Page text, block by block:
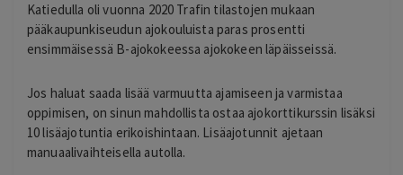
Katiedulla oli vuonna 2020 Trafin tilastojen mukaan
pääkaupunkiseudun ajokouluista paras prosentti
ensimmäisessä B-ajokokeessa ajokokeen läpäisseissä.
Jos haluat saada lisää varmuutta ajamiseen ja varmistaa
oppimisen, on sinun mahdollista ostaa ajokorttikurssin lisäksi
10 lisäajotuntia erikoishintaan. Lisäajotunnit ajetaan
manuaalivaihteisella autolla.